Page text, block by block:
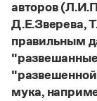
Словарь-
Все справочники
Журнал
авторов
Д.Е.Зверева,
правильным
мука,